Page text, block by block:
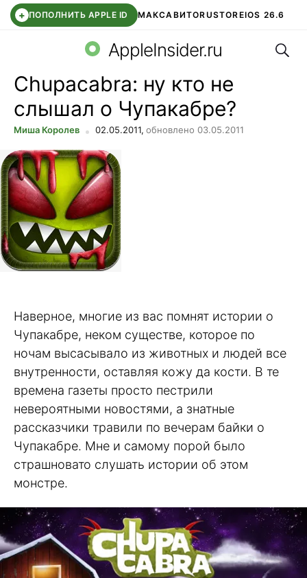
+ ПОПОЛНИТЬ APPLE ID МАКСАВИТОRUSTOREIOS 26.6
СБЕР КИДС ВТБ ОНЛАЙН ЧАТ В ROBLOX
AppleInsider.ru
Chupacabra: ну кто не
слышал о Чупакабре?
Миша Королев 02.05.2011, обновлено 03.05.2011
Наверное, многие из вас помнят истории о
Чупакабре, неком существе, которое по
ночам высасывало из животных и людей все
внутренности, оставляя кожу да кости. В те
времена газеты просто пестрили
невероятными новостями, а знатные
рассказчики травили по вечерам байки о
Чупакабре. Мне и самому порой было
страшновато слушать истории об этом
монстре.